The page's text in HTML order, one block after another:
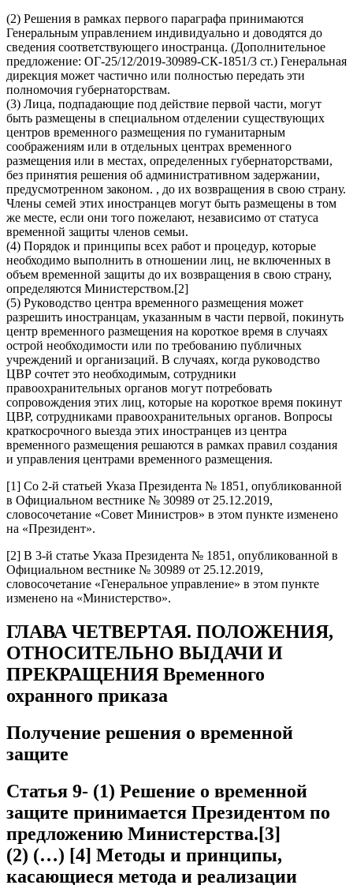
(2) Решения в рамках первого параграфа принимаются
Генеральным управлением индивидуально и доводятся до
сведения соответствующего иностранца. (Дополнительное
предложение: ОГ-25/12/2019-30989-СК-1851/3 ст.) Генеральная
дирекция может частично или полностью передать эти
полномочия губернаторствам.
(3) Лица, подпадающие под действие первой части, могут
быть размещены в специальном отделении существующих
центров временного размещения по гуманитарным
соображениям или в отдельных центрах временного
размещения или в местах, определенных губернаторствами,
без принятия решения об административном задержании,
предусмотренном законом. , до их возвращения в свою страну.
Члены семей этих иностранцев могут быть размещены в том
же месте, если они того пожелают, независимо от статуса
временной защиты членов семьи.
(4) Порядок и принципы всех работ и процедур, которые
необходимо выполнить в отношении лиц, не включенных в
объем временной защиты до их возвращения в свою страну,
определяются Министерством.[2]
(5) Руководство центра временного размещения может
разрешить иностранцам, указанным в части первой, покинуть
центр временного размещения на короткое время в случаях
острой необходимости или по требованию публичных
учреждений и организаций. В случаях, когда руководство
ЦВР сочтет это необходимым, сотрудники
правоохранительных органов могут потребовать
сопровождения этих лиц, которые на короткое время покинут
ЦВР, сотрудниками правоохранительных органов. Вопросы
краткосрочного выезда этих иностранцев из центра
временного размещения решаются в рамках правил создания
и управления центрами временного размещения.
[1] Со 2-й статьей Указа Президента № 1851, опубликованной
в Официальном вестнике № 30989 от 25.12.2019,
словосочетание «Совет Министров» в этом пункте изменено
на «Президент».
[2] В 3-й статье Указа Президента № 1851, опубликованной в
Официальном вестнике № 30989 от 25.12.2019,
словосочетание «Генеральное управление» в этом пункте
изменено на «Министерство».
ГЛАВА ЧЕТВЕРТАЯ. ПОЛОЖЕНИЯ,
ОТНОСИТЕЛЬНО ВЫДАЧИ И
ПРЕКРАЩЕНИЯ Временного
охранного приказа
Получение решения о временной
защите
Статья 9- (1) Решение о временной
защите принимается Президентом по
предложению Министерства.[3]
(2) (…) [4] Методы и принципы,
касающиеся метода и реализации